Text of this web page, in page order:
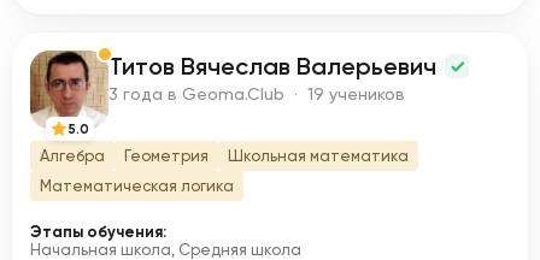
Т
5.0
Титов Вячеслав Валерьевич
3 года в Geoma.Club · 19 учеников
Алгебра Геометрия
Школьная математика
Математическая логика
Этапы обучения:
Начальная школа, Средняя школа